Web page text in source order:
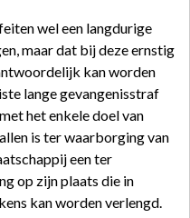
wel een langdurige
maar dat bij deze ernstig
kan worden
lange gevangenisstraf
het enkele doel van
is ter waarborging van
een ter
op zijn plaats die in
kan worden verlengd.